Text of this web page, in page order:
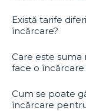
Există tarife
încărcare?
Care este
face o încărcare
Cum se poate
încărcare